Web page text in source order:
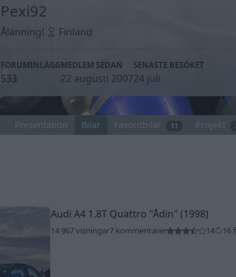
Pexi92
Ålänning! Finland
FORUMINLÄGG
533
MEDLEM SEDAN
22 augusti 2007
SENASTE BESÖKET
24 juli
Presentation Bilar Favoritbilar 11 Projekt
Audi A4 1.8T Quattro "Ådin" (1998)
14 967 visningar7 kommentarer 14 16